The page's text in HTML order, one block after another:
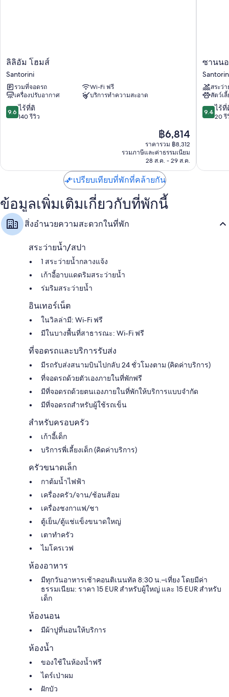
ฝักบัว, อ่างอาบน้ำหรือฝักบัว และของใช้ในห้องน้ำฟรี
ทีวีจอแบนพร้อม ช่องดาวเทียม
ตู้เสื้อผ้า, ห้องนั่งเล่นแยกเป็นสัดส่วน และครัวขนาดเล็ก
ลิ
ลิ
อัม
โฮม
ส์
Santorini
ลิลิอัม โฮมส์
Santorini
รวมที่จอดรถ
Wi-Fi ฟรี
เครื่องปรับอากาศ
บริการทำความสะอาด
9.6
จาก
รีวิว
9.6 ไร้ที่ติ
140 รีวิว
ราคา
ปัจจุบัน
คือ
฿6,814
฿6,814
ราคารวม ฿8,312
รวมภาษีและค่าธรรมเนียม
28 ส.ค. - 29 ส.ค.
ซาน
นอส
เม
ลา
ธรอน
โรงแรม
บาย
ซานนอ
สระว่
สัตว์เ
9.4
จาก
รีวิว
9.4 ไร้ที่
20 รี
เปรียบเทียบที่พักที่คล้ายกัน
ข้อมูลเพิ่มเติมเกี่ยวกับที่พักนี้
สิ่งอำนวยความสะดวกในที่พัก
สระว่ายน้ำ/สปา
1 สระว่ายน้ำกลางแจ้ง
เก้าอี้อาบแดดริมสระว่ายน้ำ
ร่มริมสระว่ายน้ำ
อินเทอร์เน็ต
ในวิลล่ามี: Wi-Fi ฟรี
มีในบางพื้นที่สาธารณะ: Wi-Fi ฟรี
ที่จอดรถและบริการรับส่ง
มีรถรับส่งสนามบินไปกลับ 24 ชั่วโมงตาม (คิดค่าบริการ)
ที่จอดรถด้วยตัวเองภายในที่พักฟรี
มีที่จอดรถด้วยตนเองภายในที่พักให้บริการแบบจำกัด
มีที่จอดรถสำหรับผู้ใช้รถเข็น
สำหรับครอบครัว
เก้าอี้เด็ก
บริการพี่เลี้ยงเด็ก (คิดค่าบริการ)
ครัวขนาดเล็ก
กาต้มน้ำไฟฟ้า
เครื่องครัว/จาน/ช้อนส้อม
เครื่องชงกาแฟ/ชา
ตู้เย็น/ตู้แช่แข็งขนาดใหญ่
เตาทำครัว
ไมโครเวฟ
ห้องอาหาร
มีทุกวันอาหารเช้าคอนติเนนทัล 8:30 น.–เที่ยง โดยมีค่า
ธรรมเนียม: ราคา 15 EUR สำหรับผู้ใหญ่ และ 15 EUR สำหรับ
เด็ก
ห้องนอน
มีผ้าปูที่นอนให้บริการ
ห้องน้ำ
ของใช้ในห้องน้ำฟรี
ไดร์เป่าผม
ฝักบัว